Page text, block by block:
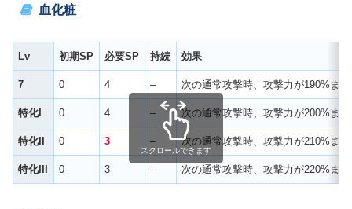
血化粧
Lv 初期SP 必要SP 持続 効果
7 0 4 – 次の通常攻撃時、攻撃力が190%ま
特化I 0 4 – 次の通常攻撃時、攻撃力が200%ま
特化II 0 3 – 次の通常攻撃時、攻撃力が210%ま
特化III 0 3 – 次の通常攻撃時、攻撃力が220%ま
スクロールできます